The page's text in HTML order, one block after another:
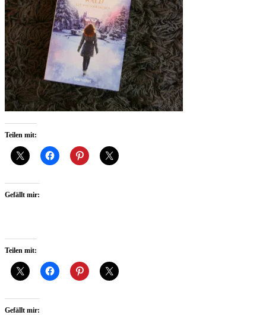
Teilen mit:
Gefällt mir:
Teilen mit:
Gefällt mir: